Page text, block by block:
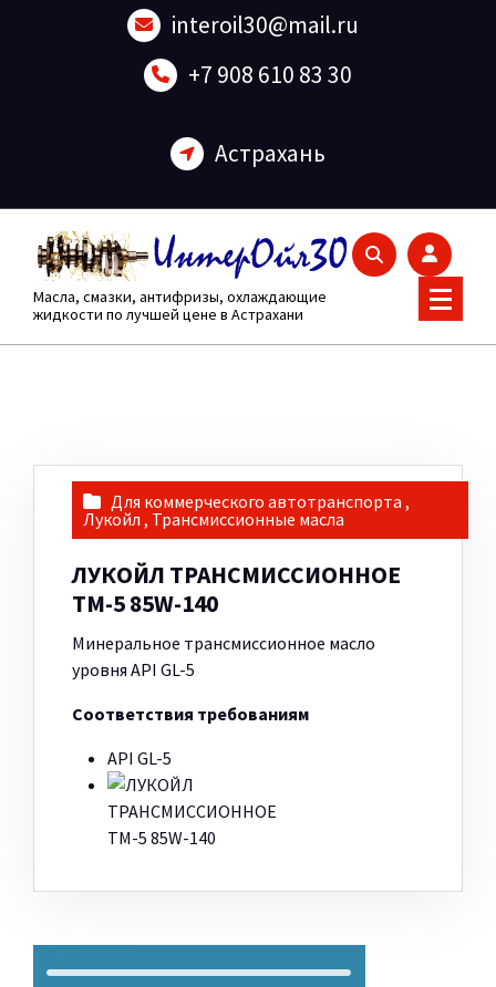
interoil30@mail.ru
+7 908 610 83 30
Астрахань
Масла, смазки, антифризы, охлаждающие
жидкости по лучшей цене в Астрахани
Для коммерческого автотранспорта ,
Лукойл , Трансмиссионные масла
ЛУКОЙЛ ТРАНСМИССИОННОЕ
ТМ-5 85W-140
Минеральное трансмиссионное масло
уровня API GL-5
Соответствия требованиям
API GL-5